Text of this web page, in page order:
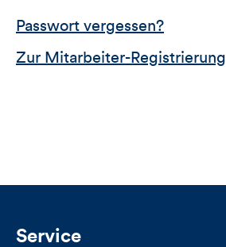
Passwort vergessen?
Zur Mitarbeiter-Registrierung
Service